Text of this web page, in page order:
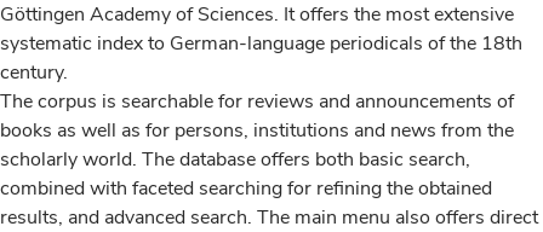
Göttingen Academy of Sciences. It offers the most extensive
systematic index to German-language periodicals of the 18th
century.
The corpus is searchable for reviews and announcements of
books as well as for persons, institutions and news from the
scholarly world. The database offers both basic search,
combined with faceted searching for refining the obtained
results, and advanced search. The main menu also offers direct